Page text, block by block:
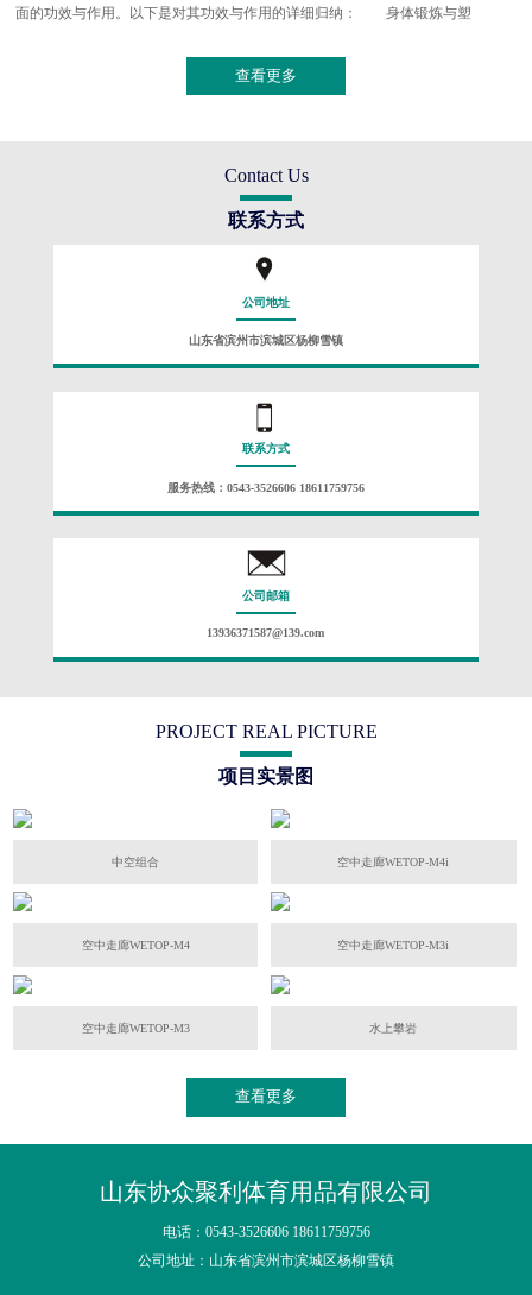
面的功效与作用。以下是对其功效与作用的详细归纳： 身体锻炼与塑
查看更多
Contact Us
联系方式
公司地址
山东省滨州市滨城区杨柳雪镇
联系方式
服务热线：0543-3526606 18611759756
公司邮箱
13936371587@139.com
PROJECT REAL PICTURE
项目实景图
中空组合 空中走廊WETOP-M4i
空中走廊WETOP-M4 空中走廊WETOP-M3i
空中走廊WETOP-M3 水上攀岩
查看更多
山东协众聚利体育用品有限公司
电话：0543-3526606 18611759756
公司地址：山东省滨州市滨城区杨柳雪镇